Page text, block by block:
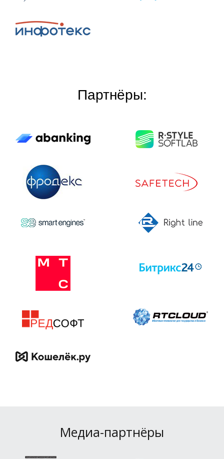
Партнёры:
Медиа-партнёры